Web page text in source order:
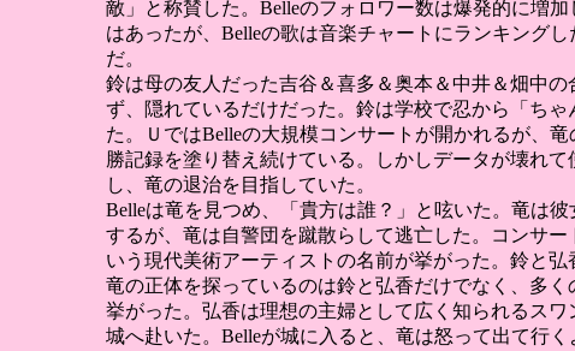
敵」と称賛した。Belleのフォロワー数は爆発的に増
はあったが、Belleの歌は音楽チャートにランキング
だ。
鈴は母の友人だった吉谷＆喜多＆奥本＆中井＆畑中
ず、隠れているだけだった。鈴は学校で忍から「ち
た。ＵではBelleの大規模コンサートが開かれるが、
勝記録を塗り替え続けている。しかしデータが壊れ
し、竜の退治を目指していた。
Belleは竜を見つめ、「貴方は誰？」と呟いた。竜は
するが、竜は自警団を蹴散らして逃亡した。コンサ
いう現代美術アーティストの名前が挙がった。鈴と
竜の正体を探っているのは鈴と弘香だけでなく、多
挙がった。弘香は理想の主婦として広く知られるス
城へ赴いた。Belleが城に入ると、竜は怒って出て行